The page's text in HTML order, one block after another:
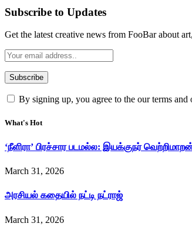
Subscribe to Updates
Get the latest creative news from FooBar about
By signing up, you agree to the our terms and
What's Hot
‘நீளிரா’ பிரச்சார படமல்ல: இயக்குநர்
March 31, 2026
அரசியல் கதையில் நட்டி நட்ராஜ்
March 31, 2026